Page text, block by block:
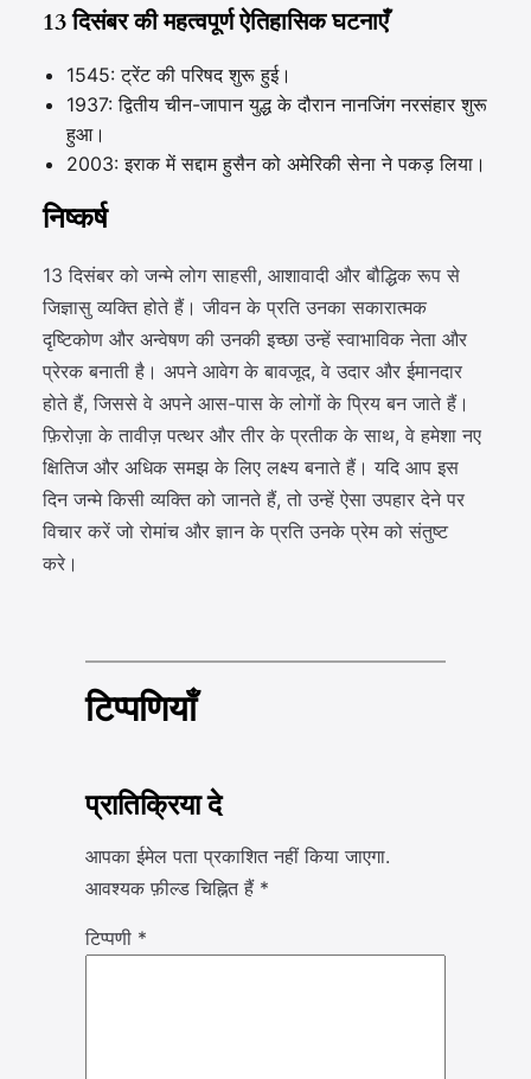
13 दिसंबर की महत्वपूर्ण ऐतिहासिक घटनाएँ
1545: ट्रेंट की परिषद शुरू हुई।
1937: द्वितीय चीन-जापान युद्ध के दौरान नानजिंग नरसंहार शुरू
हुआ।
2003: इराक में सद्दाम हुसैन को अमेरिकी सेना ने पकड़ लिया।
निष्कर्ष
13 दिसंबर को जन्मे लोग साहसी, आशावादी और बौद्धिक रूप से
जिज्ञासु व्यक्ति होते हैं। जीवन के प्रति उनका सकारात्मक
दृष्टिकोण और अन्वेषण की उनकी इच्छा उन्हें स्वाभाविक नेता और
प्रेरक बनाती है। अपने आवेग के बावजूद, वे उदार और ईमानदार
होते हैं, जिससे वे अपने आस-पास के लोगों के प्रिय बन जाते हैं।
फ़िरोज़ा के तावीज़ पत्थर और तीर के प्रतीक के साथ, वे हमेशा नए
क्षितिज और अधिक समझ के लिए लक्ष्य बनाते हैं। यदि आप इस
दिन जन्मे किसी व्यक्ति को जानते हैं, तो उन्हें ऐसा उपहार देने पर
विचार करें जो रोमांच और ज्ञान के प्रति उनके प्रेम को संतुष्ट
करे।
टिप्पणियाँ
प्रातिक्रिया दे
आपका ईमेल पता प्रकाशित नहीं किया जाएगा.
आवश्यक फ़ील्ड चिह्नित हैं *
टिप्पणी *